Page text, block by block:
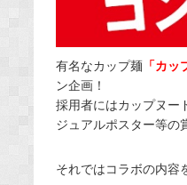
有名なカップ麺 「カッ
ン企画！
採用者にはカップヌー
ジュアルポスター等の
それではコラボの内容